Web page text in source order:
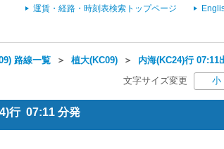
運賃・経路・時刻表検索トップページ
路線一覧 ＞ 植大(KC09) ＞ 内海(KC24)行 07:11
文字サイズ変更 小
行 07:11 分発